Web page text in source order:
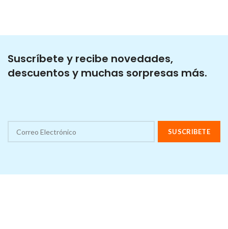
Suscríbete y recibe novedades,
descuentos y muchas sorpresas más.